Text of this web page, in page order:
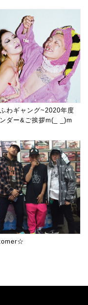
わギャング~2020年度
ダー&ご挨拶m(_ _)m